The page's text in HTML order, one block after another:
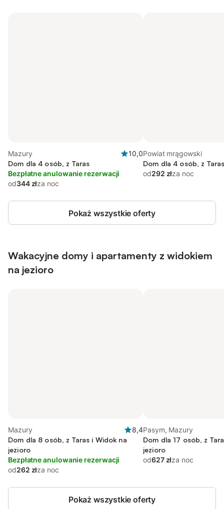
Mazury
10,0
Dom dla 4 osób, z Taras
Bezpłatne anulowanie rezerwacji
od344 złza noc
Powiat mrągowski
Dom dla 4 osób, z
od292 złza noc
Pokaż wszystkie oferty
Wakacyjne domy i apartamenty z widokiem
na jezioro
Mazury
8,4
Dom dla 8 osób, z Taras i Widok na
jezioro
Bezpłatne anulowanie rezerwacji
od262 złza noc
Pasym, Mazury
Dom dla 17 osób, z
jezioro
od627 złza noc
Pokaż wszystkie oferty